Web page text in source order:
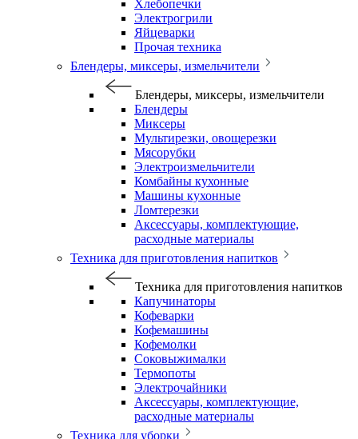
Хлебопечки
Электрогрили
Яйцеварки
Прочая техника
Блендеры, миксеры, измельчители
Блендеры, миксеры, измельчители
Блендеры
Миксеры
Мультирезки, овощерезки
Мясорубки
Электроизмельчители
Комбайны кухонные
Машины кухонные
Ломтерезки
Аксессуары, комплектующие,
расходные материалы
Техника для приготовления напитков
Техника для приготовления напитков
Капучинаторы
Кофеварки
Кофемашины
Кофемолки
Соковыжималки
Термопоты
Электрочайники
Аксессуары, комплектующие,
расходные материалы
Техника для уборки